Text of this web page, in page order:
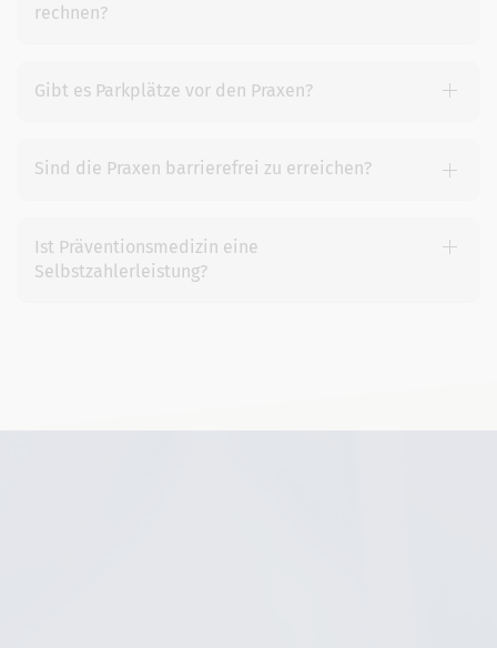
rechnen?
Gibt es Parkplätze vor den Praxen?
Sind die Praxen barrierefrei zu erreichen?
Ist Präventionsmedizin eine
Selbstzahlerleistung?